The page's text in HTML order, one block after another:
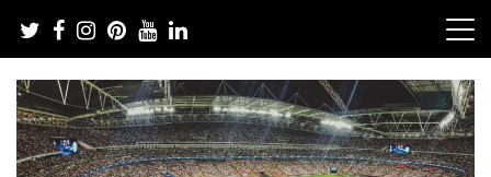
naar
de
inhoud